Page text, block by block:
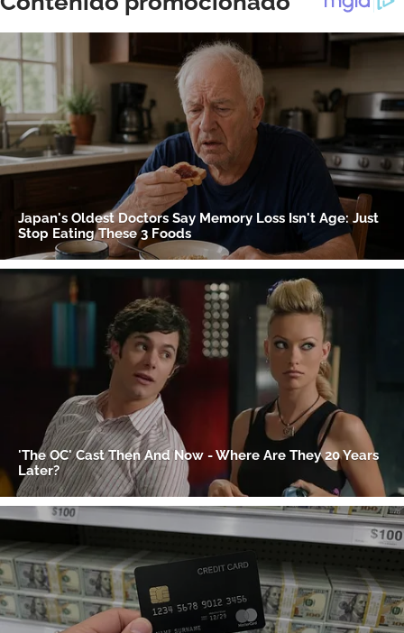
ACEPTAR